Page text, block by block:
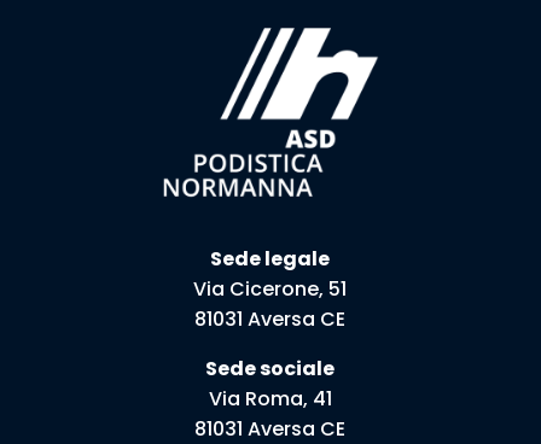
Sede legale
Via Cicerone, 51
81031 Aversa CE
Sede sociale
Via Roma, 41
81031 Aversa CE